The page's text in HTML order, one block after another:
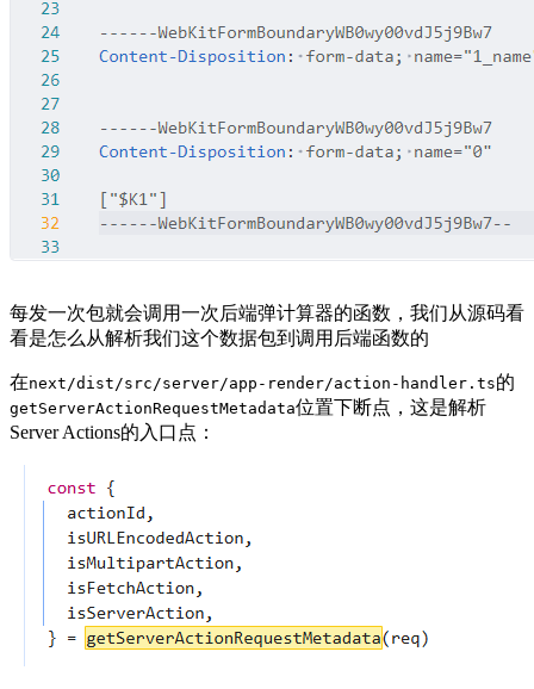
每发一次包就会调用一次后端弹计算器的函数，我们从源码看
看是怎么从解析我们这个数据包到调用后端函数的
在next/dist/src/server/app-render/action-handler.ts的
getServerActionRequestMetadata位置下断点，这是解析
Server Actions的入口点：